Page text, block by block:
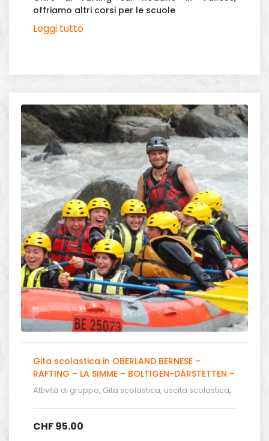
offriamo altri corsi per le scuole
Leggi tutto
Gita scolastica in OBERLAND BERNESE –
RAFTING – LA SIMME – BOLTIGEN-DÄRSTETTEN –
CHF 95.00
Attività di gruppo, Gita scolastica, uscita scolastica,
CHF95.00